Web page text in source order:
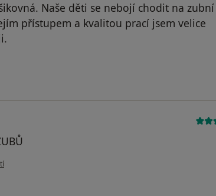
Naše děti se nebojí chodit na zubní
přístupem a kvalitou prací jsem velice
Váš účet byl odstraněn
Pacient